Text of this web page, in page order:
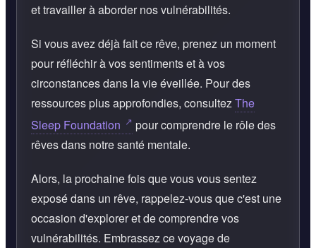
et travailler à aborder nos vulnérabilités.
Si vous avez déjà fait ce rêve, prenez un moment
pour réfléchir à vos sentiments et à vos
circonstances dans la vie éveillée. Pour des
ressources plus approfondies, consultezThe
Sleep Foundation
pour comprendre le rôle des
rêves dans notre santé mentale.
Alors, la prochaine fois que vous vous sentez
exposé dans un rêve, rappelez-vous que c'est une
occasion d'explorer et de comprendre vos
vulnérabilités. Embrassez ce voyage de